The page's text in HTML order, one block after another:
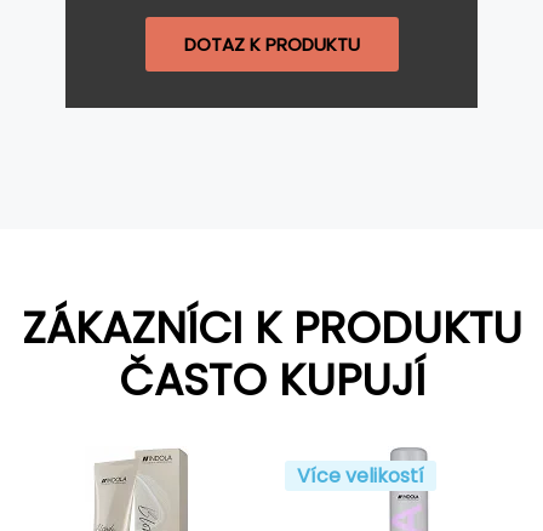
DOTAZ K PRODUKTU
ZÁKAZNÍCI K PRODUKTU
ČASTO KUPUJÍ
Více velikostí